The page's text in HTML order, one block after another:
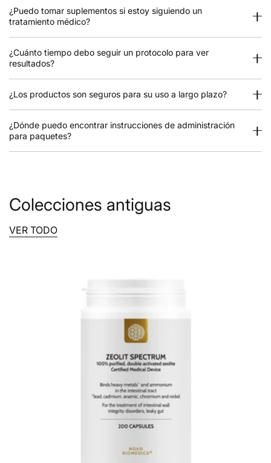
¿Puedo tomar suplementos si estoy siguiendo un
tratamiento médico?
¿Cuánto tiempo debo seguir un protocolo para ver
resultados?
¿Los productos son seguros para su uso a largo plazo?
¿Dónde puedo encontrar instrucciones de administración
para paquetes?
Colecciones antiguas
VER TODO